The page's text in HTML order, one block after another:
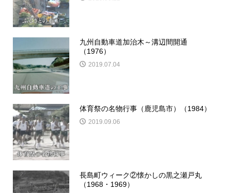
九州自動車道加治木～溝辺間開通
（1976）
2019.07.04
体育祭の名物行事（鹿児島市）（1984）
2019.09.06
長島町ウィーク②懐かしの黒之瀬戸丸
（1968・1969）